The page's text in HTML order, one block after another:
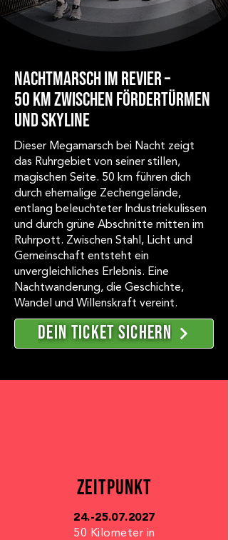
Nachtmarsch im Revier –
50 km zwischen Fördertürmen
und Skyline
Dieser Megamarsch bei Nacht zeigt
das Ruhrgebiet von seiner stillen,
magischen Seite. 50 km führen dich
durch ehemalige Zechengelände,
entlang beleuchteter Industriekulissen
und durch grüne Abschnitte mitten im
Ruhrpott. Zwischen Stahl, Licht und
Gemeinschaft entsteht ein
unvergleichliches Erlebnis. Eine
Nachtwanderung, die Geschichte,
Wandel und Willenskraft vereint.
Dein ticket sichern
ZEITPUNKT
24.-25.07.2027
50 Kilometer in